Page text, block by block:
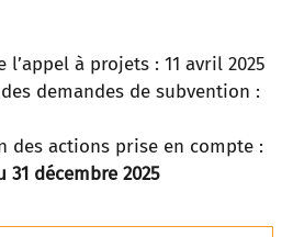
à projets : 11 avril 2025
demandes de subvention :
des actions prise en compte :
31 décembre 2025